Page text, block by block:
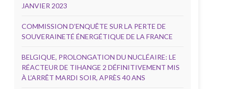
JANVIER 2023
COMMISSION D’ENQUÊTE SUR LA PERTE DE
SOUVERAINETÉ ÉNERGÉTIQUE DE LA FRANCE
BELGIQUE, PROLONGATION DU NUCLÉAIRE: LE
RÉACTEUR DE TIHANGE 2 DÉFINITIVEMENT MIS
À L’ARRÊT MARDI SOIR, APRÈS 40 ANS